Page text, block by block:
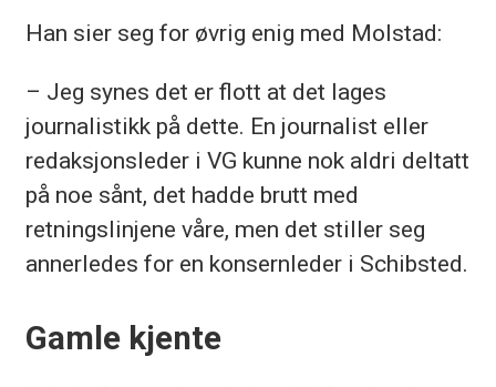
Han sier seg for øvrig enig med Molstad:
– Jeg synes det er flott at det lages
journalistikk på dette. En journalist eller
redaksjonsleder i VG kunne nok aldri deltatt
på noe sånt, det hadde brutt med
retningslinjene våre, men det stiller seg
annerledes for en konsernleder i Schibsted.
Gamle kjente